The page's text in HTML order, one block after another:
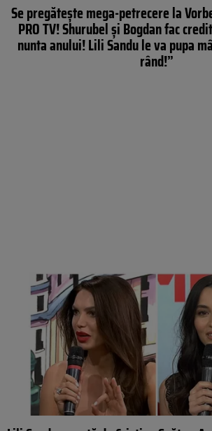
Se pregătește mega-petrecere la
PRO TV! Shurubel și Bogdan fac
nunta anului! Lili Sandu le va pupa
rând!”